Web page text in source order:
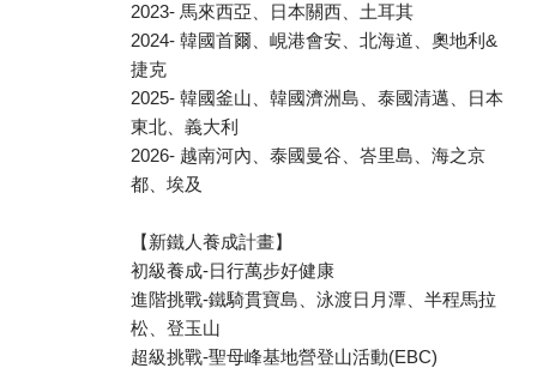
2023- 馬來西亞、日本關西、土耳其
2024- 韓國首爾、峴港會安、北海道、奧地利&
捷克
2025- 韓國釜山、韓國濟洲島、泰國清邁、日本
東北、義大利
2026- 越南河內、泰國曼谷、峇里島、海之京
都、埃及
【新鐵人養成計畫】
初級養成-日行萬步好健康
進階挑戰-鐵騎貫寶島、泳渡日月潭、半程馬拉
松、登玉山
超級挑戰-聖母峰基地營登山活動(EBC)